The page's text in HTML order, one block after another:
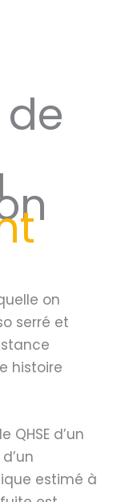
on
serré et
histoire
d’un
estimé à